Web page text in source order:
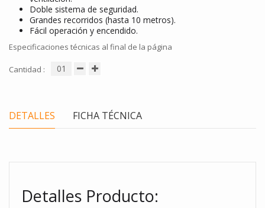
Doble sistema de seguridad.
Grandes recorridos (hasta 10 metros).
Fácil operación y encendido.
Especificaciones técnicas al final de la página
Cantidad :
DETALLES FICHA TÉCNICA
Detalles Producto: